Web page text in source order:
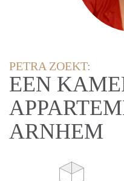
PETRA ZOEKT:
EEN
ARNHEM